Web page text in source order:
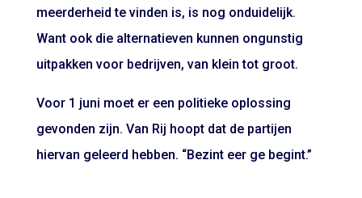
meerderheid te vinden is, is nog onduidelijk.
Want ook die alternatieven kunnen ongunstig
uitpakken voor bedrijven, van klein tot groot.
Voor 1 juni moet er een politieke oplossing
gevonden zijn. Van Rij hoopt dat de partijen
hiervan geleerd hebben. “Bezint eer ge begint.”